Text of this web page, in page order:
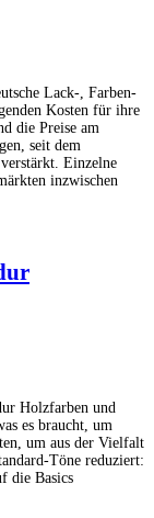
Lack-, Farben-
Kosten für ihre
die Preise am
seit dem
Einzelne
inzwischen
Holzfarben und
es braucht, um
um aus der Vielfalt
Töne reduziert:
die Basics